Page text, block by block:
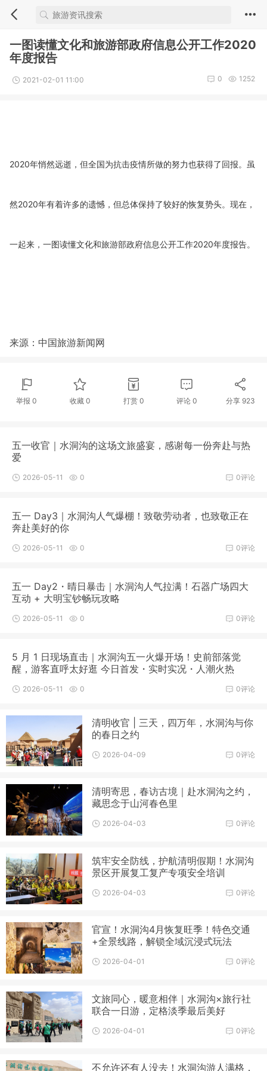
一图读懂文化和旅游部政府信息公开工作2020
年度报告
2021-02-01 11:00 1252
0
2020年悄然远逝，但全国为抗击疫情所做的努力也获得了回报。虽
然2020年有着许多的遗憾，但总体保持了较好的恢复势头。现在，
一起来，一图读懂文化和旅游部政府信息公开工作2020年度报告。
来源：中国旅游新闻网
举报 0 收藏 0 打赏 0 评论0 分享 923
五一收官｜水洞沟的这场文旅盛宴，感谢每一份奔赴与热
爱
0评论
2026-05-11 0
五一 Day3｜水洞沟人气爆棚！致敬劳动者，也致敬正在
奔赴美好的你
0评论
2026-05-11 0
五一 Day2・晴日暴击｜水洞沟人气拉满！石器广场四大
互动 + 大明宝钞畅玩攻略
0评论
2026-05-11 0
5 月 1 日现场直击｜水洞沟五一火爆开场！史前部落觉
醒，游客直呼太好逛 今日首发・实时实况・人潮火热
0评论
2026-05-11 0
清明收官 | 三天，四万年，水洞沟与你
的春日之约
0评论
2026-04-09
清明寄思，春访古境｜赴水洞沟之约，
藏思念于山河春色里
0评论
2026-04-03
筑牢安全防线，护航清明假期！水洞沟
景区开展复工复产专项安全培训
0评论
2026-04-03
官宣！水洞沟4月恢复旺季！特色交通
+全景线路，解锁全域沉浸式玩法
0评论
2026-04-01
文旅同心，暖意相伴｜水洞沟×旅行社
联合一日游，定格淡季最后美好
0评论
2026-04-01
不允许还有人没去！水洞沟游人满格，